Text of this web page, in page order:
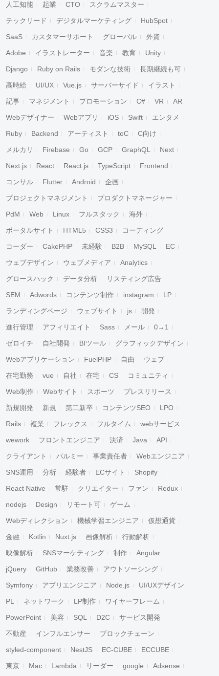
人工知能 起業 CTO スクラムマスター
テックリード デジタルマーケティング HubSpot
SaaS カスタマーサポート グローバル 外資
Adobe イラストレーター 音楽 教育 Unity
Django Ruby on Rails モダンな技術 長期継続も可
高時給 UI/UX Vue.js サーバーサイド イラスト
記事 マネジメント プロモーション C# VR AR
Webデザイナー Webアプリ iOS Swift エンタメ
Ruby Backend アーティスト toC C向け
メルカリ Firebase Go GCP GraphQL Next
Next.js React React.js TypeScript Frontend
コンサル Flutter Android 企画
プロジェクトマネジメント プロダクトマネージャー
PdM Web Linux フルスタック 海外
ポータルサイト HTML5 CSS3 コーディング
コーダー CakePHP 未経験 B2B MySQL EC
ウェブデザイン ウェブメディア Analytics
グロースハック データ分析 リスティング広告
SEM Adwords コンテンツ制作 instagram LP
ランディングページ ウェブサイト js 開発
進行管理 アフィリエイト Sass メール 0→1
ゼロイチ 自社開発 BIツール グラフィックデザイン
Webアプリケーション FuelPHP 自由 ウェブ
在宅勤務 vue 自社 在宅 CS コミュニティ
Web制作 Webサイト スポーツ プレスリリース
新規開発 新規 第二新卒 コンテンツSEO LPO
Rails 複業 フレックス フルタイム webサービス
wework フロントエンジニア 決済 Java API
クライアント パルミー 事業責任者 Webエンジニア
SNS運用 分析 経験者 ECサイト Shopify
React Native 常駐 クリエイター ファン Redux
nodejs Design リモート可 ゲーム
Webディレクション 機械学習エンジニア 仮想通貨
金融 Kotlin Nuxt.js 画像解析 行動解析
映像解析 SNSマーケティング 制作 Angular
jQuery GitHub 業務改善 アウトソーシング
Symfony アプリエンジニア Node.js UI/UXデザイン
PL ネットワーク LP制作 ワイヤーフレーム
PowerPoint 美容 SQL D2C サービス開発
不動産 インフルエンサー ブロックチェーン
styled-component NestJS EC-CUBE ECCUBE
東京 Mac Lambda リーダー google Adsense